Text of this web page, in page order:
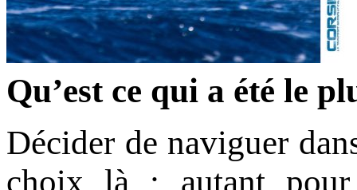
Qu’est ce qui a été le
Décider de naviguer
choix là ; autant